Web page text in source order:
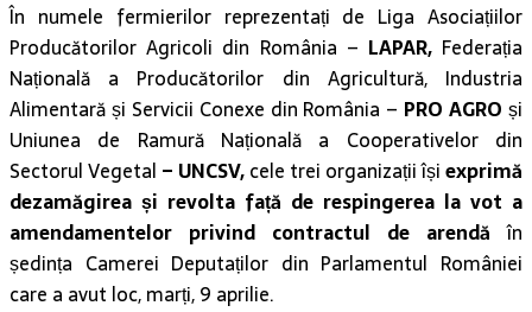
În numele fermierilor reprezentați de Liga Asociațiilor
Producătorilor Agricoli din România – LAPAR, Federația
Națională a Producătorilor din Agricultură, Industria
Alimentară și Servicii Conexe din România – PRO AGRO și
Uniunea de Ramură Națională a Cooperativelor din
Sectorul Vegetal – UNCSV,cele trei organizații îșiexprimă
dezamăgirea și revolta față de respingerea la vot a
amendamentelor privind contractul de arendă în
ședința Camerei Deputaților din Parlamentul României
care a avut loc, marți, 9 aprilie.